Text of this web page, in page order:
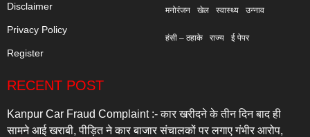
Disclaimer
Privacy Policy
Register
मनोरंजन खेल स्वास्थ्य उन्नाव
हंसी – ठहाके राज्य ई पेपर
RECENT POST
Kanpur Car Fraud Complaint :- कार खरीदने के तीन दिन बाद ही
सामने आई खराबी, पीड़ित ने कार बाजार संचालकों पर लगाए गंभीर आरोप,